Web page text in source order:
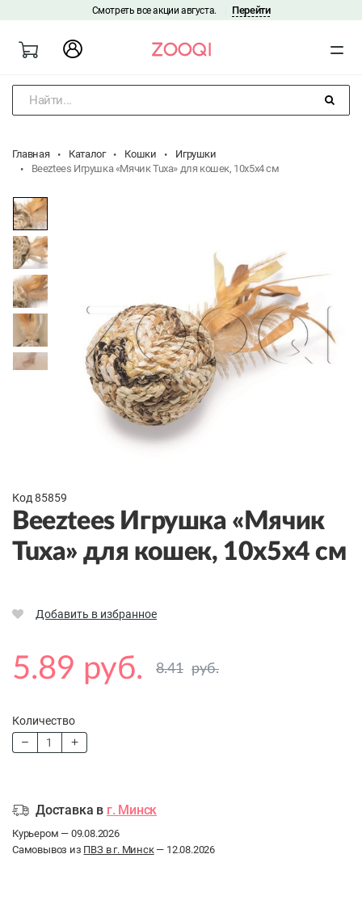
Смотреть все акции августа. Перейти
Найти...
Главная Каталог Кошки
Игрушки
Beeztees Игрушка «Мячик Tuxa» для кошек, 10x5x4 см
Код 85859
Beeztees Игрушка «Мячик
Tuxa» для кошек, 10x5x4 см
Добавить в избранное
5.89 руб. 8.41 руб.
Количество
Доставка в г. Минск
Курьером — 09.08.2026
Самовывоз из ПВЗ в г. Минск— 12.08.2026